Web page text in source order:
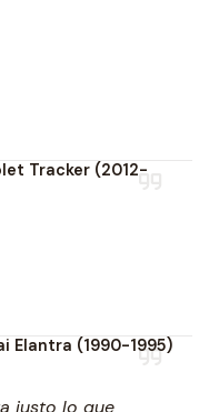
Tracker (2012-
Elantra (1990-1995)
justo lo que